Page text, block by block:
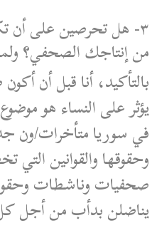
٣- هل تحرصين على أن
من إنتاجك الصحفي؟
بالتأكيد، أنا قبل أن
يؤثر على النساء هو
في سوريا متأخرات/ون
وحقوقها والقوانين التي
صحفيات وناشطات
يناضلن بدأب من أجل كل